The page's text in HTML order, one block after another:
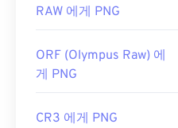
세요
RAW 에게 PNG
ORF (Olympus Raw) 에
게 PNG
CR3 에게 PNG